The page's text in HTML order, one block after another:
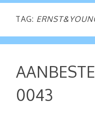
TAG:
0043